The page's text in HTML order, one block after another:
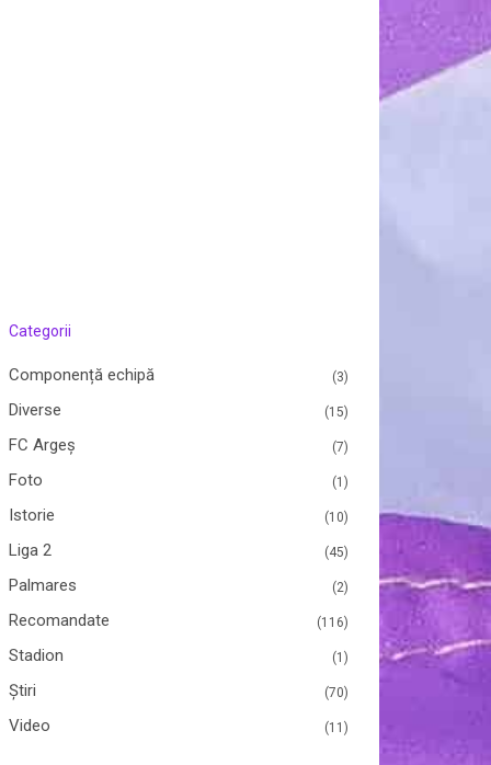
Categorii
Componență echipă (3)
Diverse (15)
FC Argeș (7)
Foto (1)
Istorie (10)
Liga 2 (45)
Palmares (2)
Recomandate (116)
Stadion (1)
Ştiri (70)
Video (11)